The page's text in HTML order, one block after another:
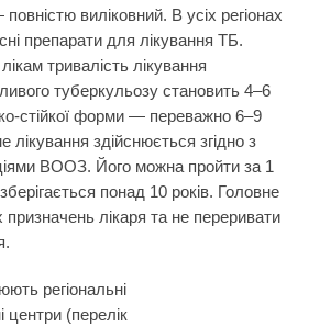
виліковний. В усіх регіонах
препарати для лікування ТБ.
тривалість лікування
туберкульозу становить 4–6
стійкої форми — переважно 6–9
лікування здійснюється згідно з
ВООЗ. Його можна пройти за 1
понад 10 років. Головне
лікаря та не переривати
регіональні
центри (перелік